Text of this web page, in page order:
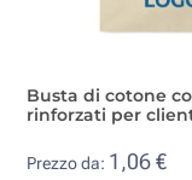
Busta di cotone
rinforzati per
Prezzo da: 1,06 €